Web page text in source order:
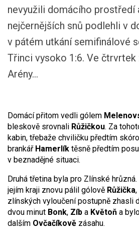
nevyužili domácího prostředí
nejčernějších snů podlehli v
v pátém utkání semifinálové
Třinci vysoko 1:6. Ve
Arény...
Domácí přitom vedli gólem
bleskově srovnali Růžičkou. Za
kabin, třebaže chviličku předtím
brankář Hamerlík těsně předtím
v beznadějné situaci.
Druhá třetina byla pro Zlínské hrůzná.
jejím kraji znovu pálil gólově Růžička
zlínských vyloučení postupně zhasli
dvou minut Bonk, Zíb a Květoň a
dalším Ovčačíkově zásahu.